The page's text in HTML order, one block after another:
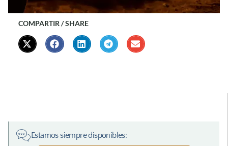
COMPARTIR / SHARE
Estamos siempre disponibles: